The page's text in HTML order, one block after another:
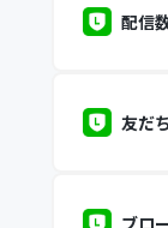
配信
友だ
ブロ